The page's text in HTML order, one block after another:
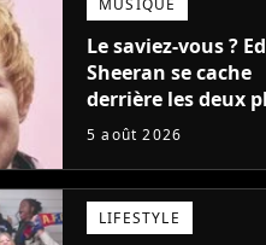
MUSIQUE
Le saviez-vous ? Ed
Sheeran se cache
derrière les deux
gros tubes du
5 août 2026
LIFESTYLE